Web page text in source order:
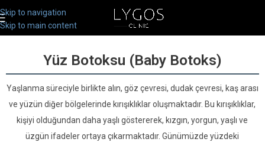
Skip to navigation
Skip to main content
Yüz Botoksu (Baby Botoks)
Yaşlanma süreciyle birlikte alın, göz çevresi, dudak çevresi, kaş arası
ve yüzün diğer bölgelerinde kırışıklıklar oluşmaktadır. Bu kırışıklıklar,
kişiyi olduğundan daha yaşlı göstererek, kızgın, yorgun, yaşlı ve
üzgün ifadeler ortaya çıkarmaktadır. Günümüzde yüzdeki